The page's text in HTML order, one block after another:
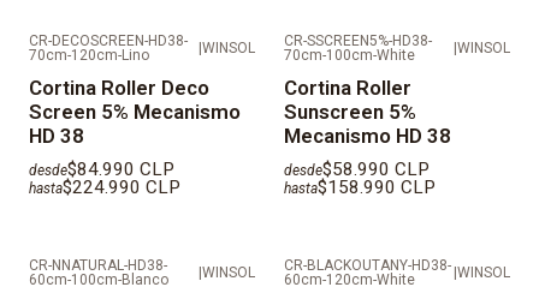
CR-DECOSCREEN-HD38-
70cm-120cm-Lino
|WINSOL
Cortina Roller Deco
Screen 5% Mecanismo
HD 38
desde$84.990 CLP
hasta$224.990 CLP
CR-SSCREEN5%-HD38-
70cm-100cm-White
|WINSOL
Cortina Roller
Sunscreen 5%
Mecanismo HD 38
desde$58.990 CLP
hasta$158.990 CLP
CR-NNATURAL-HD38-
60cm-100cm-Blanco
WINSOL
CR-BLACKOUTANY-HD38-
60cm-120cm-White
WINSOL